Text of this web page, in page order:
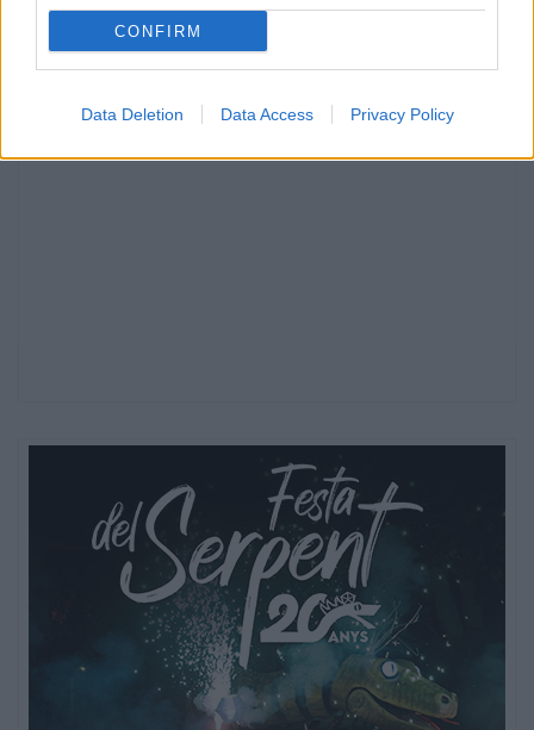
CONFIRM
Data Deletion Data Access Privacy Policy